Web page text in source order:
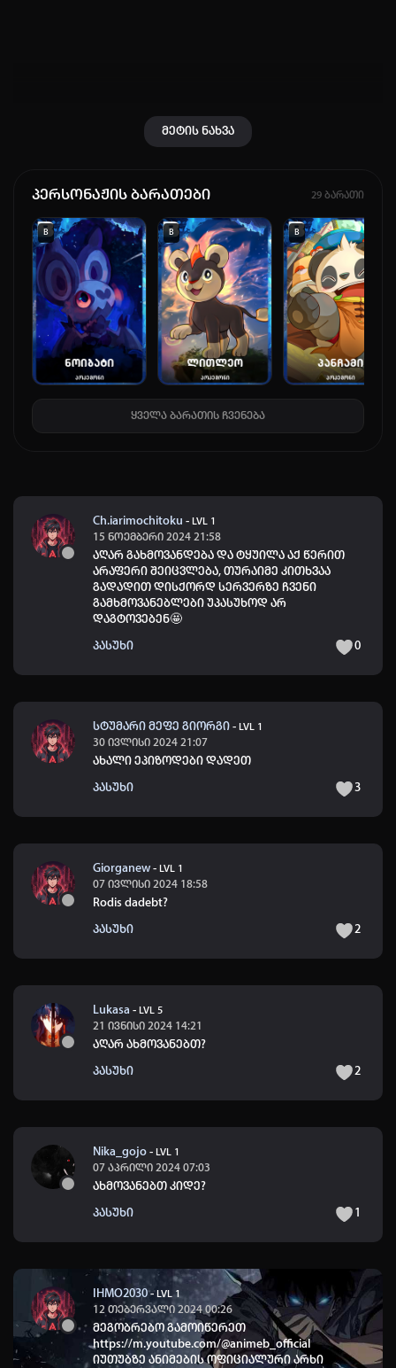
არ დაიმახსოვრო
კოდით შესვლა
მეტის ნახვა
პერსონაჟის ბარათები 29 ბარათი
B B B
ყველა ბარათის ჩვენება
Ch.iarimochitoku - LVL 1
15 ნოემბერი 2024 21:58
აღარ გახმოვანდება და ტყუილა აქ წერით
არაფერი შეიცვლება, თურაიმე კითხვაა
გადადით დისქორდ სერვერზე ჩვენი
გამხმოვანებლები უპასუხოდ არ
დაგტოვებენ🤩
პასუხი 0
სტუმარი მეფე გიორგი - LVL 1
30 ივლისი 2024 21:07
ახალი ეპიზოდები დადეთ
პასუხი 3
Giorganew - LVL 1
07 ივლისი 2024 18:58
Rodis dadebt?
პასუხი 2
Lukasa - LVL 5
21 ივნისი 2024 14:21
აღარ ახმოვანებთ?
პასუხი 2
Nika_gojo - LVL 1
07 აპრილი 2024 07:03
ახმოვანებთ კიდე?
პასუხი 1
IHMO2030- LVL 1
12 თებერვალი 2024 00:26
მეგობრებო გამოიწერეთ
https://m.youtube.com/@animeb_official
იუთუბზე ანიმების ოფიციალური არხი